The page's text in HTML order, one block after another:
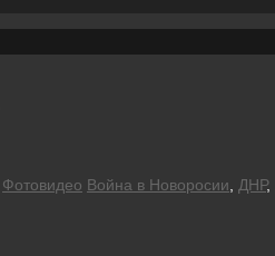
Фотовидео Война в Новоросии ДНР,